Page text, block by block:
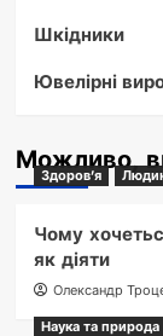
Шкідники
Ювелірні
Можливо,
Здоров'я
Чому
як діяти
Олександр
Наука та природа